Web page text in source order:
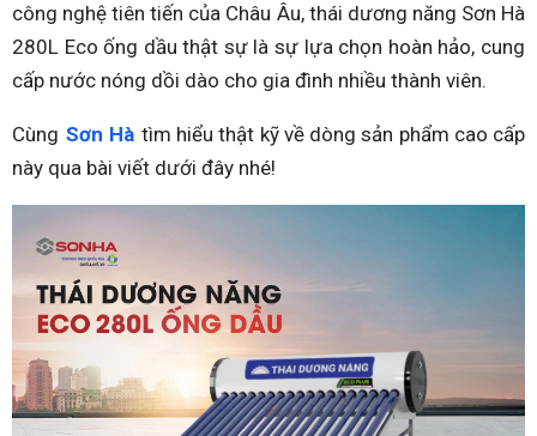
công nghệ tiên tiến của Châu Âu, thái dương năng Sơn Hà
280L Eco ống dầu thật sự là sự lựa chọn hoàn hảo, cung
cấp nước nóng dồi dào cho gia đình nhiều thành viên.
Cùng Sơn Hà tìm hiểu thật kỹ về dòng sản phẩm cao cấp
này qua bài viết dưới đây nhé!